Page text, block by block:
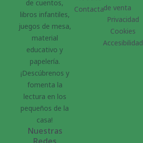
de cuentos,
libros infantiles,
juegos de mesa,
material
educativo y
papelería.
¡Descúbrenos y
fomenta la
lectura en los
pequeños de la
casa!
Nuestras
Contactade venta
Privacidad
Cookies
Accesibilidad